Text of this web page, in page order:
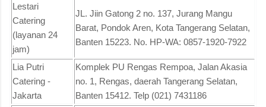
Lestari
Catering
(layanan 24
jam)
JL. Jiin Gatong 2 no. 137, Jurang Mangu
Barat, Pondok Aren, Kota Tangerang Selatan,
Banten 15223. No. HP-WA: 0857-1920-7922
Lia Putri
Catering -
Jakarta
Komplek PU Rengas Rempoa, Jalan Akasia
no. 1, Rengas, daerah Tangerang Selatan,
Banten 15412. Telp (021) 7431186